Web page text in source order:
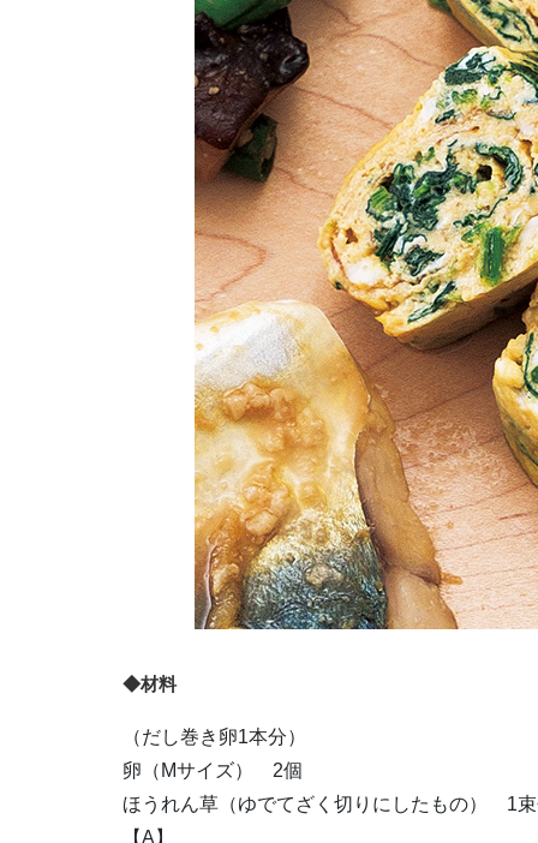
◆材料
（だし巻き卵1本分）
卵（Mサイズ） 2個
ほうれん草（ゆでてざく切りにしたもの） 1
【A】